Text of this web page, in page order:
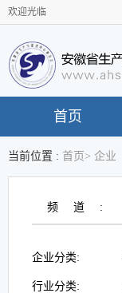
欢迎光临
首页
当前位置 : 首页 > 企业
频道:
企业分类:
行业分类: